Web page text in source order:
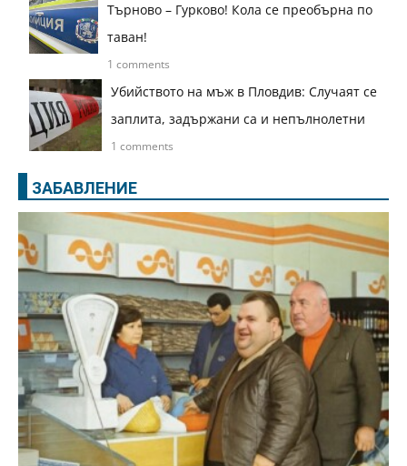
Търново – Гурково! Кола се преобърна по
таван!
1 comments
Убийството на мъж в Пловдив: Случаят се
заплита, задържани са и непълнолетни
1 comments
ЗАБАВЛЕНИЕ